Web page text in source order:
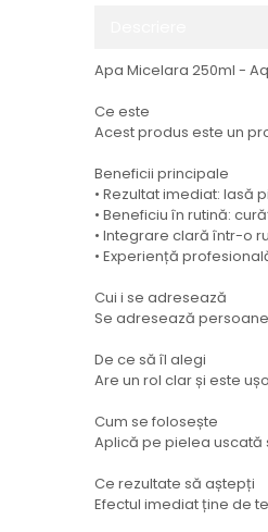
Apa Micelara 250ml -
Ce este
Acest produs este un
Beneficii principale
• Rezultat imediat: lasă
• Beneficiu în rutină:
• Integrare clară într-o
• Experiență
Cui i se adresează
Se adresează
De ce să îl alegi
Are un rol clar și este
Cum se folosește
Aplică pe pielea uscată
Ce rezultate să aștepți
Efectul imediat ține de